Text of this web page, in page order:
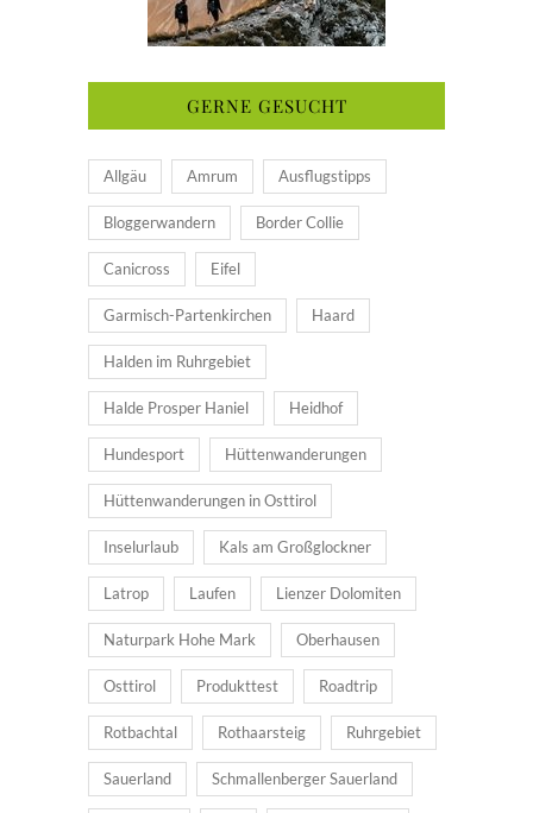
GERNE GESUCHT
Allgäu Amrum Ausflugstipps
Bloggerwandern Border Collie
Canicross Eifel
Garmisch-Partenkirchen Haard
Halden im Ruhrgebiet
Halde Prosper Haniel Heidhof
Hundesport Hüttenwanderungen
Hüttenwanderungen in Osttirol
Inselurlaub Kals am Großglockner
Latrop Laufen Lienzer Dolomiten
Naturpark Hohe Mark Oberhausen
Osttirol Produkttest Roadtrip
Rotbachtal Rothaarsteig Ruhrgebiet
Sauerland Schmallenberger Sauerland